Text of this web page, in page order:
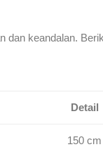
keandalan.
Detail
150 cm